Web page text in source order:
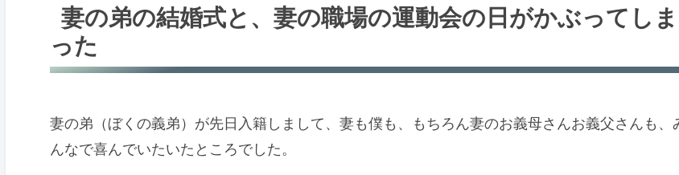
そもそも妻は最近つかれて仕事から帰ってくることが多かった
妻のいらだち、そして涙のうったえ
妻の弟の結婚式と、妻の職場の運動会の日がかぶってしま
った
妻の弟（ぼくの義弟）が先日入籍しまして、妻も僕も、もちろん妻のお義母さんお義父さんも、
んなで喜んでいたいたところでした。